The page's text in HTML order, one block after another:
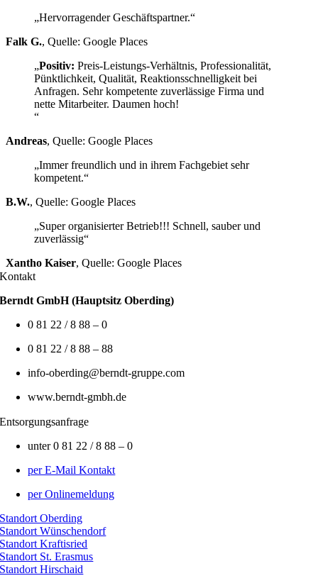
„Hervorragender Geschäftspartner.“
Falk G., Quelle: Google Places
„Positiv: Preis-Leistungs-Verhältnis, Professionalität,
Pünktlichkeit, Qualität, Reaktionsschnelligkeit bei
Anfragen. Sehr kompetente zuverlässige Firma und
nette Mitarbeiter. Daumen hoch!
“
Andreas, Quelle: Google Places
„Immer freundlich und in ihrem Fachgebiet sehr
kompetent.“
B.W., Quelle: Google Places
„Super organisierter Betrieb!!! Schnell, sauber und
zuverlässig“
Xantho Kaiser, Quelle: Google Places
Kontakt
Berndt GmbH (Hauptsitz Oberding)
0 81 22 / 8 88 – 0
0 81 22 / 8 88 – 88
info-oberding@berndt-gruppe.com
www.berndt-gmbh.de
Entsorgungsanfrage
unter 0 81 22 / 8 88 – 0
per E-Mail Kontakt
per Onlinemeldung
Standort Oberding
Standort Wünschendorf
Standort Kraftisried
Standort St. Erasmus
Standort Hirschaid